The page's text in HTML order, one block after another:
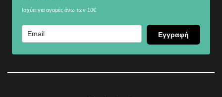
Ισχύει για αγορές άνω των 10€
Εγγραφή